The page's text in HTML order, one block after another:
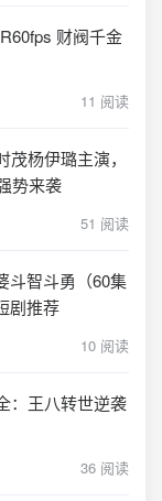
财阀千金
11 阅读
杨伊璐主演，
势来袭
51 阅读
斗智斗勇（60集
剧推荐
10 阅读
：王八转世逆袭
36 阅读